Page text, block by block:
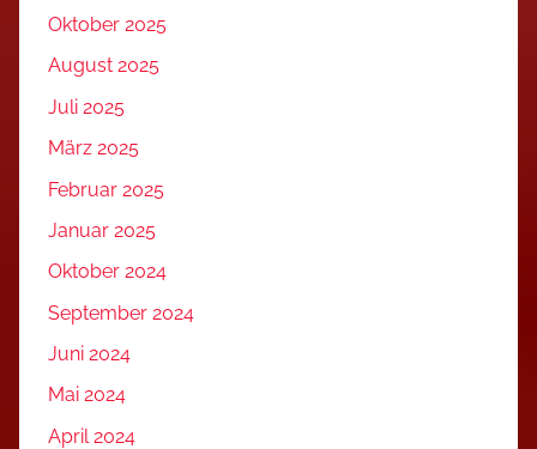
Oktober 2025
August 2025
Juli 2025
März 2025
Februar 2025
Januar 2025
Oktober 2024
September 2024
Juni 2024
Mai 2024
April 2024